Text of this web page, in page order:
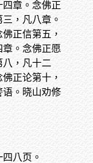
章。念佛正
，凡八章。
正信第五，
章。念佛正愿
八，凡十二
正论第十，
语。晓山劝修
八页。